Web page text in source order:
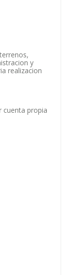
y
realizacion
cuenta propia